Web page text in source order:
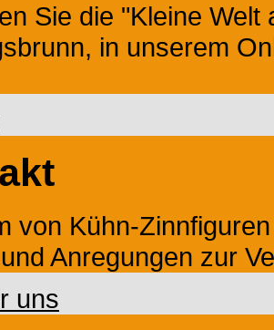
Sie die "Kleine
in unserem
von Kühn-
Anregungen zur
uns